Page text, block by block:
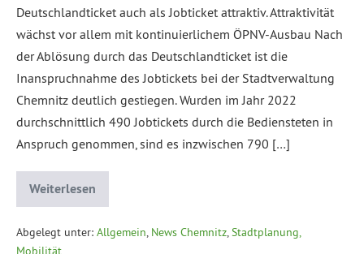
Deutschlandticket auch als Jobticket attraktiv. Attraktivität
wächst vor allem mit kontinuierlichem ÖPNV-Ausbau Nach
der Ablösung durch das Deutschlandticket ist die
Inanspruchnahme des Jobtickets bei der Stadtverwaltung
Chemnitz deutlich gestiegen. Wurden im Jahr 2022
durchschnittlich 490 Jobtickets durch die Bediensteten in
Anspruch genommen, sind es inzwischen 790 […]
Weiterlesen
Abgelegt unter: Allgemein, News Chemnitz,Stadtplanung,
Mobilität